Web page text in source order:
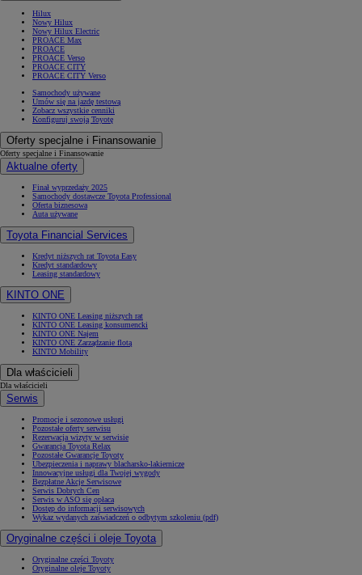
Hilux
Nowy Hilux
Nowy Hilux Electric
PROACE Max
PROACE
PROACE Verso
PROACE CITY
PROACE CITY Verso
Samochody używane
Umów się na jazdę testową
Zobacz wszystkie cenniki
Konfiguruj swoją Toyotę
Oferty specjalne i Finansowanie
Oferty specjalne i Finansowanie
Aktualne oferty
Finał wyprzedaży 2025
Samochody dostawcze Toyota Professional
Oferta biznesowa
Auta używane
Toyota Financial Services
Kredyt niższych rat Toyota Easy
Kredyt standardowy
Leasing standardowy
KINTO ONE
KINTO ONE Leasing niższych rat
KINTO ONE Leasing konsumencki
KINTO ONE Najem
KINTO ONE Zarządzanie flotą
KINTO Mobility
Dla właścicieli
Dla właścicieli
Serwis
Promocje i sezonowe usługi
Pozostałe oferty serwisu
Rezerwacja wizyty w serwisie
Gwarancja Toyota Relax
Pozostałe Gwarancje Toyoty
Ubezpieczenia i naprawy blacharsko-lakiernicze
Innowacyjne usługi dla Twojej wygody
Bezpłatne Akcje Serwisowe
Serwis Dobrych Cen
Serwis w ASO się opłaca
Dostęp do informacji serwisowych
Wykaz wydanych zaświadczeń o odbytym szkoleniu (pdf)
Oryginalne części i oleje Toyota
Oryginalne części Toyoty
Oryginalne oleje Toyoty